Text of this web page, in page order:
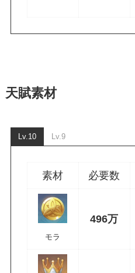
天賦素材
Lv.10 Lv.9
素材 必要数
モラ
496万